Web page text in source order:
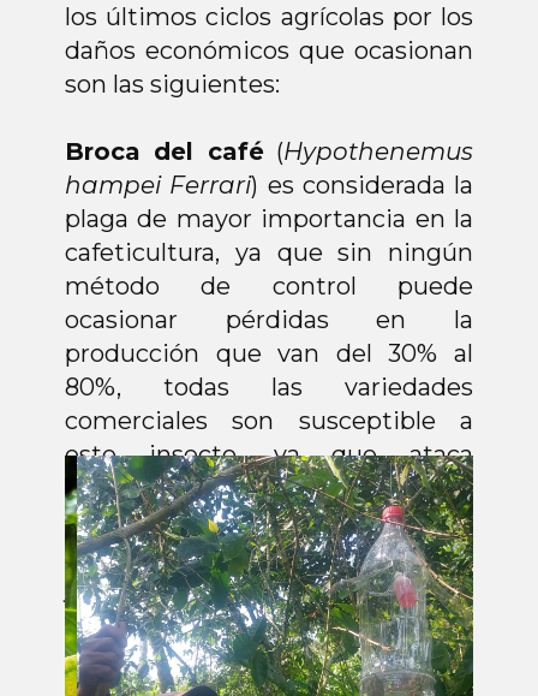
los últimos ciclos agrícolas por los
daños económicos que ocasionan
son las siguientes:
Broca del café(Hypothenemus
hampei Ferrari) es considerada la
plaga de mayor importancia en la
cafeticultura, ya que sin ningún
método de control puede
ocasionar pérdidas en la
producción que van del 30% al
80%, todas las variedades
comerciales son susceptible a
este insecto, ya que ataca
directamente al grano, tanto
frutos tiernos como los granos
maduros o cerezas. En los frutos
jóvenes, el insecto perfora los
granos que aún se encuentran en
estado lechoso, ocasionando la
caída prematura o la pudrición del